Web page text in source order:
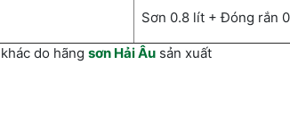
Sơn 0.8 lít + Đóng rắn
do hãng sơn Hải Âu sản xuất